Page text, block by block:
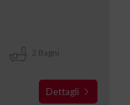
2 Bagni
Dettagli